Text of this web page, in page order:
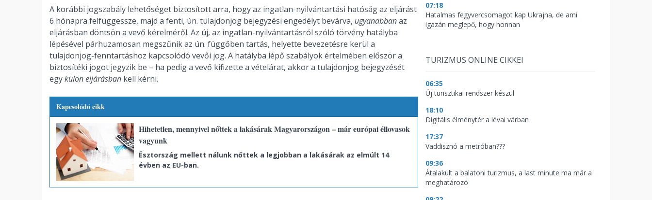
A korábbi jogszabály lehetőséget biztosított arra, hogy az ingatlan-nyilvántartási hatóság az eljárást
6 hónapra felfüggessze, majd a fenti, ún. tulajdonjog bejegyzési engedélyt bevárva, ugyanabbanaz
eljárásban döntsön a vevő kérelméről. Az új, az ingatlan-nyilvántartásról szóló törvény hatályba
lépésével párhuzamosan megszűnik az ún. függőben tartás, helyette bevezetésre kerül a
tulajdonjog-fenntartáshoz kapcsolódó vevői jog. A hatályba lépő szabályok értelmében először a
biztosítéki jogot jegyzik be – ha pedig a vevő kifizette a vételárat, akkor a tulajdonjog bejegyzését
egykülön eljárásban kell kérni.
Kapcsolódó cikk
Hihetetlen, mennyivel nőttek a lakásárak Magyarországon – már európai éllovasok
vagyunk
Észtország mellett nálunk nőttek a legjobban a lakásárak az elmúlt 14
évben az EU-ban.
07:18
Hatalmas fegyvercsomagot kap Ukrajna, de ami
igazán meglepő, hogy honnan
TURIZMUS ONLINE CIKKEI
06:35
Új turisztikai rendszer készül
18:10
Digitális élménytér a lévai várban
17:37
Vaddisznó a metróban???
09:36
Átalakult a balatoni turizmus, a last minute ma már a
meghatározó